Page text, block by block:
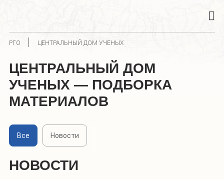
РГО ЦЕНТРАЛЬНЫЙ ДОМ УЧЕНЫХ
ЦЕНТРАЛЬНЫЙ ДОМ
УЧЕНЫХ — ПОДБОРКА
МАТЕРИАЛОВ
Все Новости
НОВОСТИ